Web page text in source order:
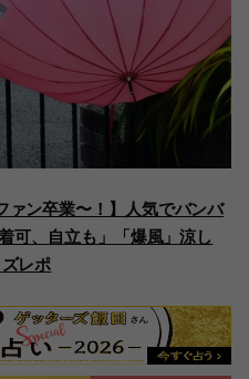
ァン卒業〜！】人気でバンバ
可、自立も」「爆風」涼し
レポ